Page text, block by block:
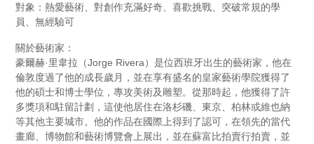
對象：熱愛藝術、對創作充滿好奇、喜歡挑戰、突破常規的學
員、無經驗可
關於藝術家：
豪爾赫·里韋拉（Jorge Rivera）是位西班牙出生的藝術家，他在
倫敦度過了他的成長歲月，並在享有盛名的皇家藝術學院獲得了
他的碩士和博士學位，專攻美術及雕塑。從那時起，他獲得了許
多獎項和駐留計劃，這使他居住在洛杉磯、東京、柏林或維也納
等其他主要城市。他的作品在國際上得到了認可，在領先的當代
畫廊、博物館和藝術博覽會上展出，並在蘇富比拍賣行拍賣，並